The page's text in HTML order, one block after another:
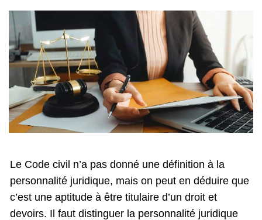
Le Code civil n’a pas donné une définition à la
personnalité juridique, mais on peut en déduire que
c’est une aptitude à être titulaire d’un droit et
devoirs. Il faut distinguer la personnalité juridique